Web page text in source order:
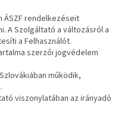
ÁSZF rendelkezéseit
A Szolgáltató a változásról a
a Felhasználót.
szerzői jogvédelem
működik,
viszonylatában az irányadó